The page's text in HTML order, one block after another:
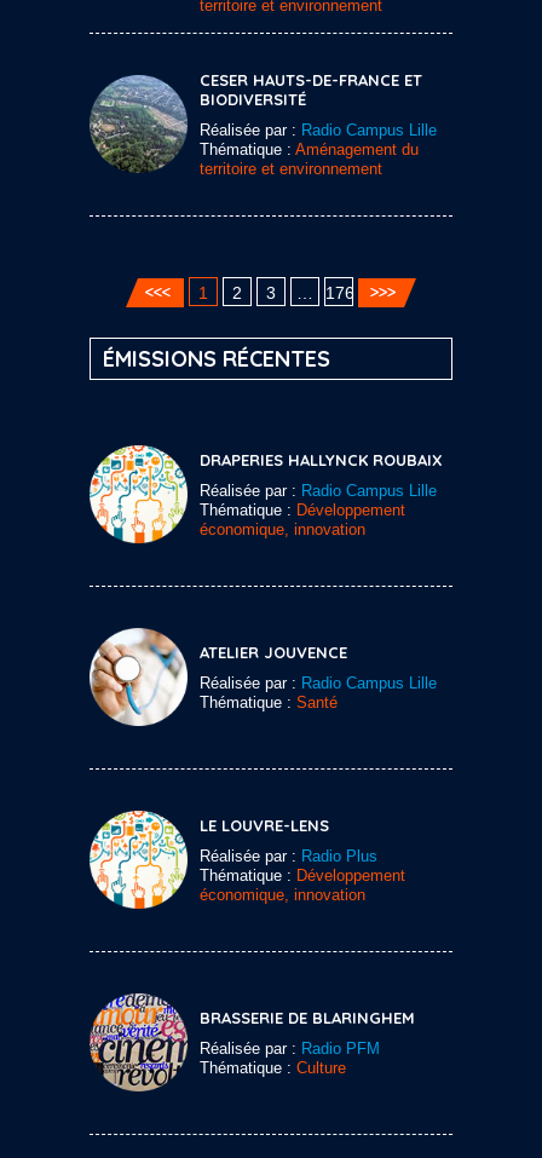
territoire et environnement
CESER HAUTS-DE-FRANCE ET
BIODIVERSITÉ
Réalisée par : Radio Campus Lille
Thématique : Aménagement du
territoire et environnement
1 2 3 176
ÉMISSIONS RÉCENTES
DRAPERIES HALLYNCK ROUBAIX
Réalisée par : Radio Campus Lille
Thématique : Développement
économique, innovation
ATELIER JOUVENCE
Réalisée par : Radio Campus Lille
Thématique : Santé
LE LOUVRE-LENS
Réalisée par : Radio Plus
Thématique : Développement
économique, innovation
BRASSERIE DE BLARINGHEM
Réalisée par : Radio PFM
Thématique : Culture